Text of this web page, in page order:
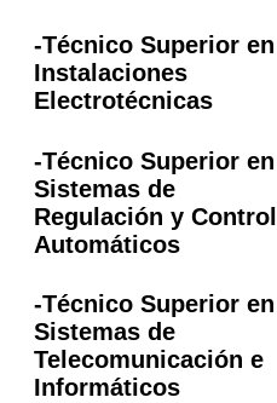
-Técnico Superior en
Instalaciones
Electrotécnicas
-Técnico Superior en
Sistemas de
Regulación y Control
Automáticos
-Técnico Superior en
Sistemas de
Telecomunicación e
Informáticos